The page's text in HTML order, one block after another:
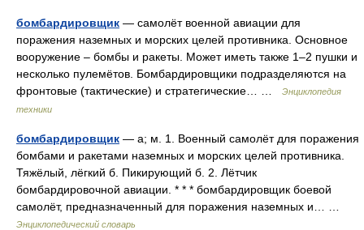
бомбардировщик — самолёт военной авиации для
поражения наземных и морских целей противника. Основное
вооружение – бомбы и ракеты. Может иметь также 1–2 пушки и
несколько пулемётов. Бомбардировщики подразделяются на
фронтовые (тактические) и стратегические… …
Энциклопедия
техники
бомбардировщик — а; м. 1. Военный самолёт для поражения
бомбами и ракетами наземных и морских целей противника.
Тяжёлый, лёгкий б. Пикирующий б. 2. Лётчик
бомбардировочной авиации. * * * бомбардировщик боевой
самолёт, предназначенный для поражения наземных и… …
Энциклопедический словарь